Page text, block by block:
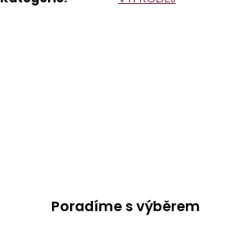
Poradíme s výběrem